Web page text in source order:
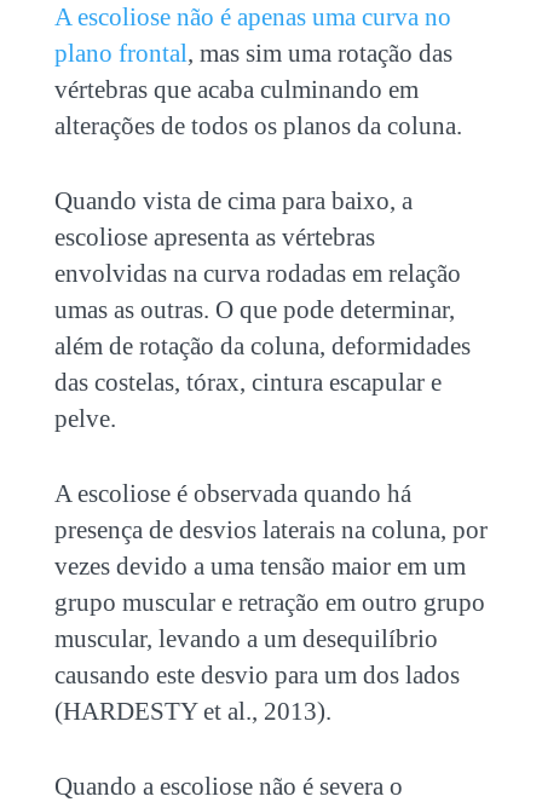
A escoliose não é apenas uma curva no
plano frontal, mas sim uma rotação das
vértebras que acaba culminando em
alterações de todos os planos da coluna.
Quando vista de cima para baixo, a
escoliose apresenta as vértebras
envolvidas na curva rodadas em relação
umas as outras. O que pode determinar,
além de rotação da coluna, deformidades
das costelas, tórax, cintura escapular e
pelve.
A escoliose é observada quando há
presença de desvios laterais na coluna, por
vezes devido a uma tensão maior em um
grupo muscular e retração em outro grupo
muscular, levando a um desequilíbrio
causando este desvio para um dos lados
(HARDESTY et al., 2013).
Quando a escoliose não é severa o